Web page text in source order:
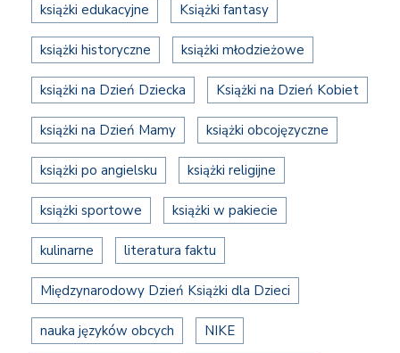
książki edukacyjne Książki fantasy
książki historyczne książki młodzieżowe
książki na Dzień Dziecka Książki na Dzień Kobiet
książki na Dzień Mamy książki obcojęzyczne
książki po angielsku książki religijne
książki sportowe książki w pakiecie
kulinarne literatura faktu
Międzynarodowy Dzień Książki dla Dzieci
nauka języków obcych NIKE